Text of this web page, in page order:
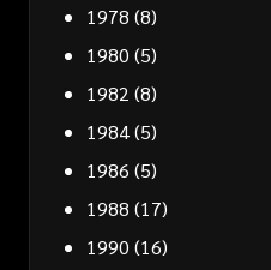
1978 (8)
1980 (5)
1982 (8)
1984(5)
1986 (5)
1988 (17)
1990 (16)